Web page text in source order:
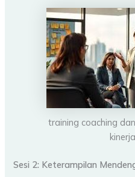
training coaching
Sesi 2: Keterampilan